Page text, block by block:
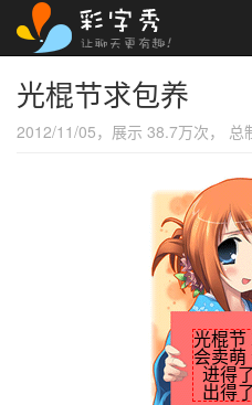
光棍节求包养
2012/11/05，展示 38.7万次， 总
光棍节
会卖萌
进得
出得